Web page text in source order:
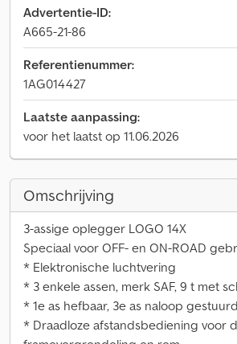
Advertentie-ID:
A665-21-86
Referentienummer:
1AG014427
Laatste aanpassing:
voor het laatst op 11.06.2026
Omschrijving
3-assige oplegger LOGO 14X
Speciaal voor OFF- en ON-ROAD
* Elektronische luchtvering
* 3 enkele assen, merk SAF, 9 t met
* 1e as hefbaar, 3e as naloop gestuurd
* Draadloze afstandsbediening voor